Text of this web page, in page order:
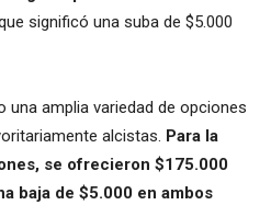
significó una suba de $5.000
una amplia variedad de opciones
alcistas. Para la
se ofrecieron $175.000
baja de $5.000 en ambos